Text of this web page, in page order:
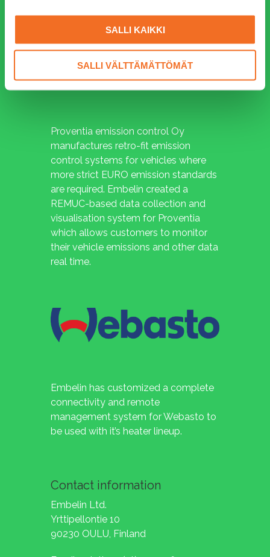
SALLI KAIKKI
SALLI VÄLTTÄMÄTTÖMÄT
Customer references
Proventia emission control Oy
manufactures retro-fit emission
control systems for vehicles where
more strict EURO emission standards
are required. Embelin created a
REMUC-based data collection and
visualisation system for Proventia
which allows customers to monitor
their vehicle emissions and other data
real time.
Embelin has customized a complete
connectivity and remote
management system for Webasto to
be used with it’s heater lineup.
Contact information
Embelin Ltd.
Yrttipellontie 10
90230 OULU, Finland